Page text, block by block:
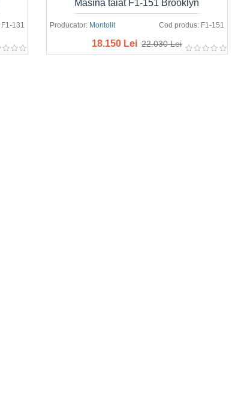
F1-131 Producator: Montolit Cod produs: F1-151
Masina taiat F1-151 Brooklyn
18.150 Lei 22.030 Lei